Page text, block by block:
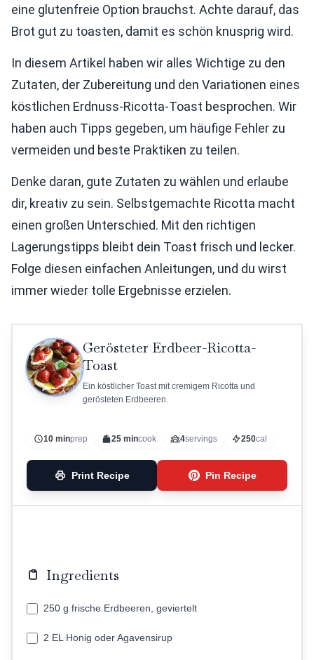
eine glutenfreie Option brauchst. Achte darauf, das
Brot gut zu toasten, damit es schön knusprig wird.
In diesem Artikel haben wir alles Wichtige zu den
Zutaten, der Zubereitung und den Variationen eines
köstlichen Erdnuss-Ricotta-Toast besprochen. Wir
haben auch Tipps gegeben, um häufige Fehler zu
vermeiden und beste Praktiken zu teilen.
Denke daran, gute Zutaten zu wählen und erlaube
dir, kreativ zu sein. Selbstgemachte Ricotta macht
einen großen Unterschied. Mit den richtigen
Lagerungstipps bleibt dein Toast frisch und lecker.
Folge diesen einfachen Anleitungen, und du wirst
immer wieder tolle Ergebnisse erzielen.
Gerösteter Erdbeer-Ricotta-
Toast
Ein köstlicher Toast mit cremigem Ricotta und
gerösteten Erdbeeren.
10 minprep 25 mincook 4servings 250cal
Print Recipe Pin Recipe
Ingredients
250 g frische Erdbeeren, geviertelt
2 EL Honig oder Agavensirup